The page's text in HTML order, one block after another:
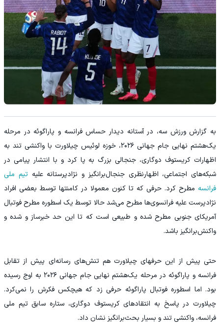
به گزارش ورزش سه، در آستانه دیدار حساس فرانسه و پاراگوئه در مرحله
یک‌هشتم نهایی جام جهانی ۲۰۲۶، خوزه لوئیس چیلاورت با واکنشی تند به
اظهارات کریستوف دوگاری، جنجالی بزرگ به پا کرد و با انتشار پیامی در
شبکه‌های اجتماعی، اظهارنظری جنجال‌برانگیز و نژادپرستانه علیهتیم ملی
فرانسه مطرح کرد. حرفی که تا کنون معمولا در کامنتها توسط بعضی افراد
نژادپرست علیه فرانسوی‌ها مطرح می‌شد حالا توسط یک اسطوره مطرح فوتبال
آمریکای جنوبی مطرح شده و طبیعی است که تا این حد خبرساز و شده و
واکنش‌برانگیز باشد.
حتی پیش از این حرفهای چیلاورت هم تنش‌های رسانه‌ای پیش از تقابل
فرانسه و پاراگوئه در مرحله یک‌هشتم نهایی جام جهانی ۲۰۲۶ به اوج رسیده
بود. اما اسطوره فوتبال پاراگوئه حرفی زد که هیچکس فکرش را نمی‌کرد.
چیلاورت در پاسخ به انتقادهای کریستوف دوگاری، ستاره سابق تیم ملی
فرانسه، واکنشی تند و بسیار بحث‌برانگیز نشان داد.